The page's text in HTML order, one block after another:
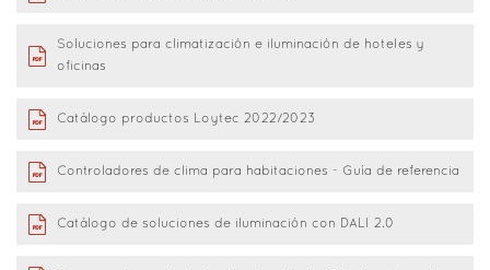
Soluciones para climatización e iluminación de hoteles y
oficinas
Catálogo productos Loytec 2022/2023
Controladores de clima para habitaciones - Guía de referencia
Catálogo de soluciones de iluminación con DALI 2.0